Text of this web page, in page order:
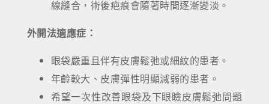
線縫合，術後疤痕會隨著時間逐漸變淡。
外開法適應症：
眼袋嚴重且伴有皮膚鬆弛或細紋的患者。
年齡較大、皮膚彈性明顯減弱的患者。
希望一次性改善眼袋及下眼瞼皮膚鬆弛問題